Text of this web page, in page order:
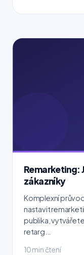
Remarketing:
zákazníky
Komplexní
nastavit
publika, vytvářet
retarg...
10 min čtení